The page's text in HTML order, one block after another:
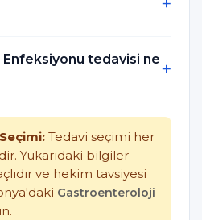
tedavisi ne
Tedavi seçimi her
Yukarıdaki bilgiler
ve hekim tavsiyesi
Gastroenteroloji